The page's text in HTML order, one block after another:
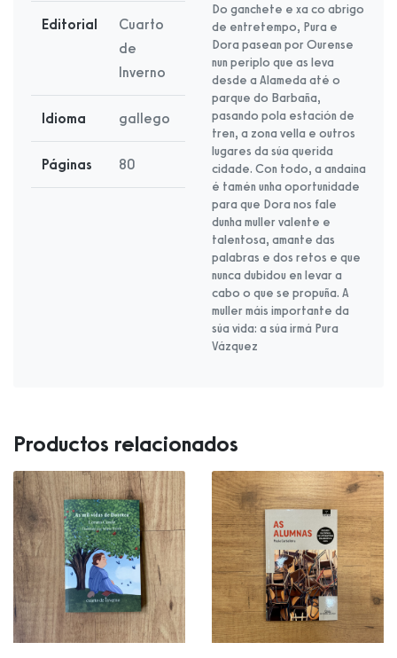
Editorial
Cuarto
de
Inverno
Idioma gallego
Páginas 80
Do ganchete e xa co abrigo
de entretempo, Pura e
Dora pasean por Ourense
nun periplo que as leva
desde a Alameda até o
parque do Barbaña,
pasando pola estación de
tren, a zona vella e outros
lugares da súa querida
cidade. Con todo, a andaina
é tamén unha oportunidade
para que Dora nos fale
dunha muller valente e
talentosa, amante das
palabras e dos retos e que
nunca dubidou en levar a
cabo o que se propuña. A
muller máis importante da
súa vida: a súa irmá Pura
Vázquez
Productos relacionados